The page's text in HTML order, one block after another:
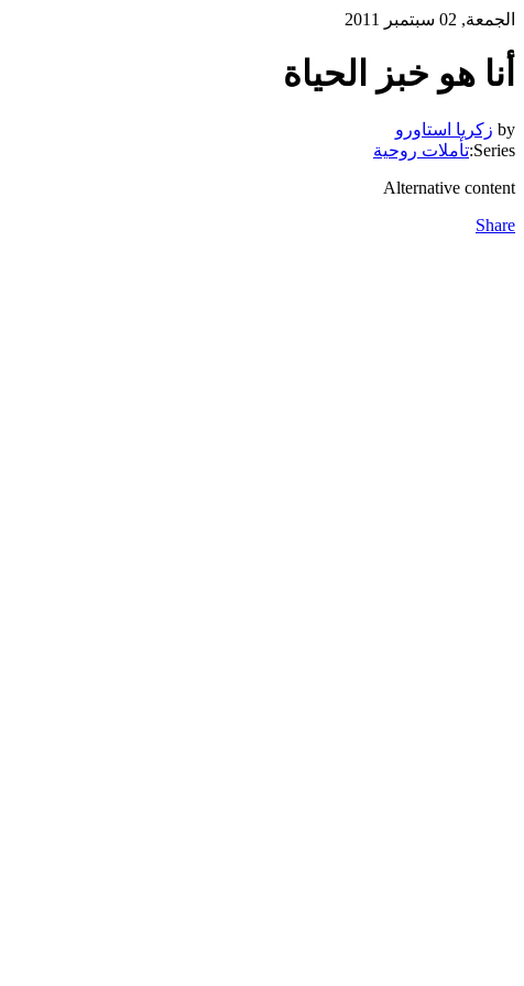
الجمعة, 02 سبتمبر 2011
أنا هو خبز الحياة
by زكريا استاورو
Series: تأملات روحية
Alternative content
Share